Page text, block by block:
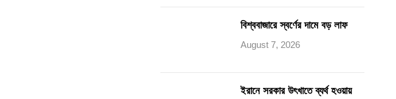
বিশ্ববাজারে স্বর্ণের দামে বড় লাফ
August 7, 2026
ইরানে সরকার উৎখাতে ব্যর্থ হওয়ায়